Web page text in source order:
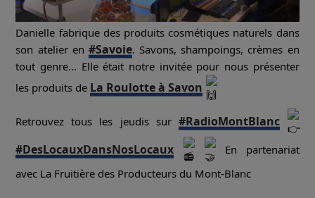
Danielle fabrique des produits cosmétiques naturels dans
son atelier en #Savoie. Savons, shampoings, crèmes en
tout genre... Elle était notre invitée pour nous présenter
les produits de La Roulotte à Savon
Retrouvez tous les jeudis sur #RadioMontBlanc
#DesLocauxDansNosLocaux
En partenariat
avec La Fruitière des Producteurs du Mont-Blanc